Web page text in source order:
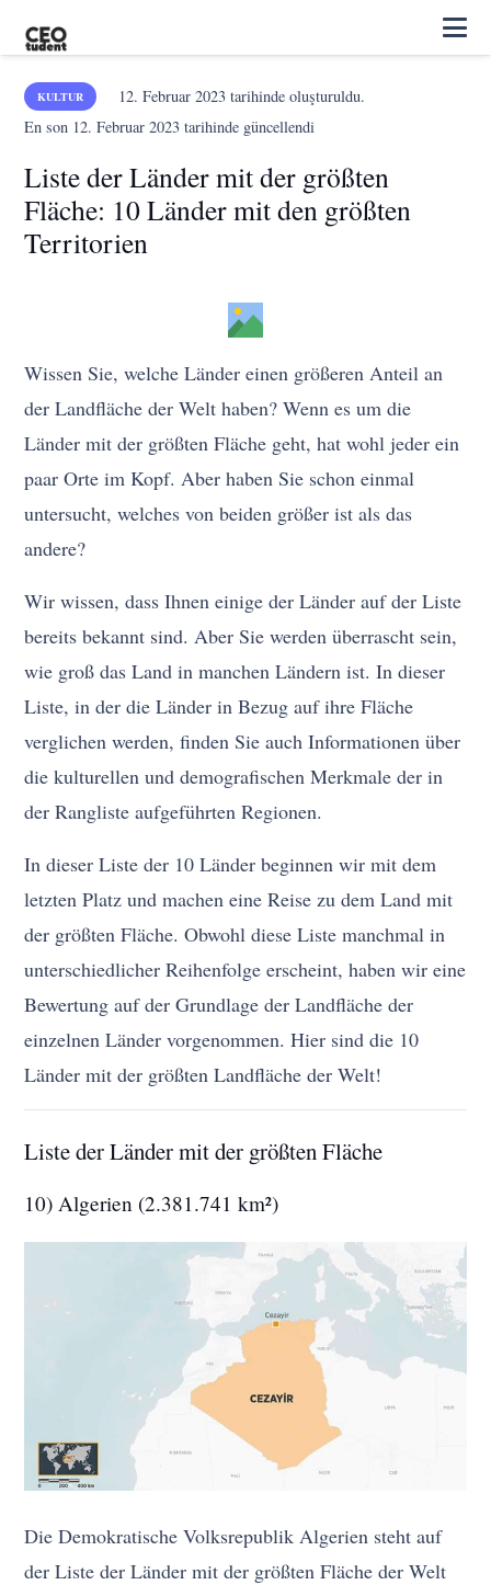
KULTUR 12. Februar 2023tarihinde oluşturuldu.
En son 12. Februar 2023 tarihinde güncellendi
Liste der Länder mit der größten
Fläche: 10 Länder mit den größten
Territorien
Wissen Sie, welche Länder einen größeren Anteil an
der Landfläche der Welt haben? Wenn es um die
Länder mit der größten Fläche geht, hat wohl jeder ein
paar Orte im Kopf. Aber haben Sie schon einmal
untersucht, welches von beiden größer ist als das
andere?
Wir wissen, dass Ihnen einige der Länder auf der Liste
bereits bekannt sind. Aber Sie werden überrascht sein,
wie groß das Land in manchen Ländern ist. In dieser
Liste, in der die Länder in Bezug auf ihre Fläche
verglichen werden, finden Sie auch Informationen über
die kulturellen und demografischen Merkmale der in
der Rangliste aufgeführten Regionen.
In dieser Liste der 10 Länder beginnen wir mit dem
letzten Platz und machen eine Reise zu dem Land mit
der größten Fläche. Obwohl diese Liste manchmal in
unterschiedlicher Reihenfolge erscheint, haben wir eine
Bewertung auf der Grundlage der Landfläche der
einzelnen Länder vorgenommen. Hier sind die 10
Länder mit der größten Landfläche der Welt!
Liste der Länder mit der größten Fläche
10) Algerien (2.381.741 km²)
Die Demokratische Volksrepublik Algerien steht auf
der Liste der Länder mit der größten Fläche der Welt